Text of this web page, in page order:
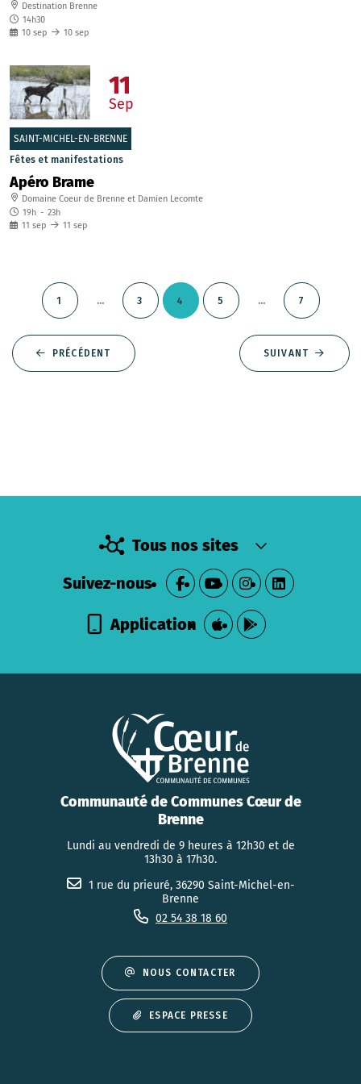
Destination Brenne
14h30
10 sep 10 sep
SAINT-MICHEL-EN-BRENNE
Fêtes et manifestations
Apéro Brame
Domaine Coeur de Brenne et Damien Lecomte
19h - 23h
11 sep 11 sep
11
Sep
PRÉCÉDENT
1 ... 3 4 5 ... 7
SUIVANT
Tous nos sites
Suivez-nous
Application
Communauté de Communes Cœur de
Brenne
Lundi au vendredi de 9 heures à 12h30 et de
13h30 à 17h30.
1 rue du prieuré, 36290 Saint-Michel-en-
Brenne
02 54 38 18 60
NOUS CONTACTER
ESPACE PRESSE